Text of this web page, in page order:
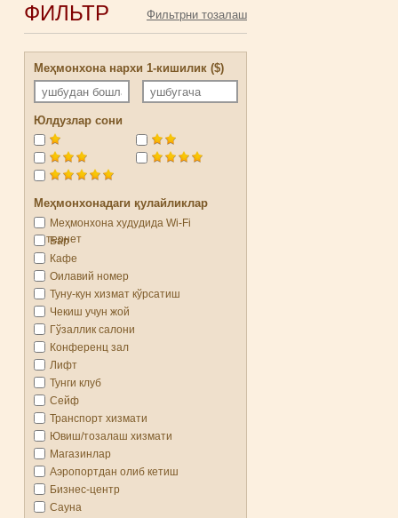
ФИЛЬТР
Меҳмонхона нархи 1-кишилик ($)
Юлдузлар сони
Меҳмонхонадаги қулайликлар
Меҳмонхона худудида Wi-Fi
интернет
Бар
Кафе
Оилавий номер
Туну-кун хизмат кўрсатиш
Чекиш учун жой
Гўзаллик салони
Конференц зал
Лифт
Тунги клуб
Сейф
Транспорт хизмати
Ювиш/тозалаш хизмати
Магазинлар
Аэропортдан олиб кетиш
Бизнес-центр
Сауна